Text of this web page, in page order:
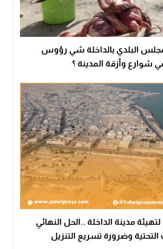
البلدي بالداخلة شي رؤوس
شوارع وأزقة المدينة ؟
لتهيئة مدينة الداخلة ..الحل النهائي
وضرورة تسريع التنزيل